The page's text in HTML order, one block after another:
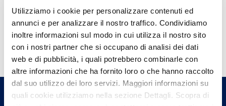
Utilizziamo i cookie per personalizzare contenuti ed
annunci e per analizzare il nostro traffico. Condividiamo
inoltre informazioni sul modo in cui utilizza il nostro sito
con i nostri partner che si occupano di analisi dei dati
web e di pubblicità, i quali potrebbero combinarle con
altre informazioni che ha fornito loro o che hanno raccolto
dal suo utilizzo dei loro servizi. Maggiori informazioni su
quali cookie utilizziamo nella sezione Dettagli. Scopra di
Hai bisogno di
informazioni?
Trova l'Agenzia più vicina a te e parla con
un nostro Agente.